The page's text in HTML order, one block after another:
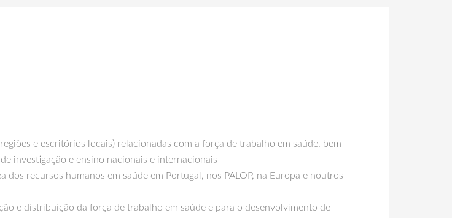
regiões e escritórios locais) relacionadas com a força de trabalho em saúde, bem
investigação e ensino nacionais e internacionais
dos recursos humanos em saúde em Portugal, nos PALOP, na Europa e noutros
e distribuição da força de trabalho em saúde e para o desenvolvimento de